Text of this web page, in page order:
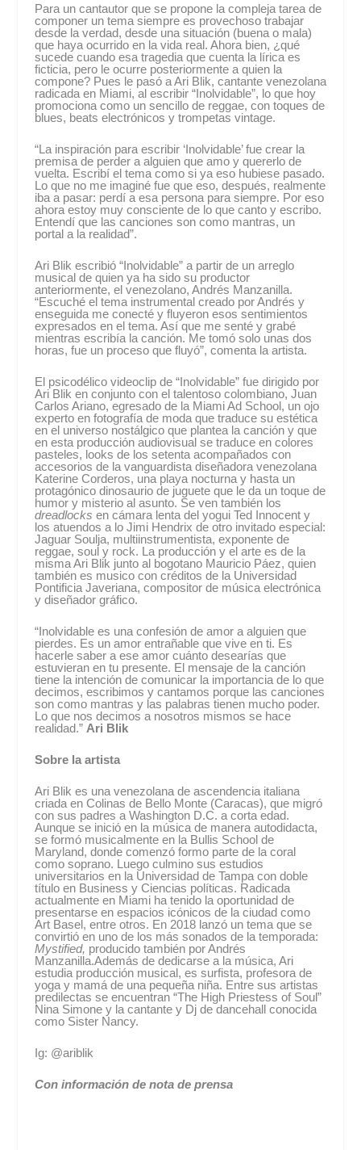
Para un cantautor que se propone la compleja tarea de
componer un tema siempre es provechoso trabajar
desde la verdad, desde una situación (buena o mala)
que haya ocurrido en la vida real. Ahora bien, ¿qué
sucede cuando esa tragedia que cuenta la lírica es
ficticia, pero le ocurre posteriormente a quien la
compone? Pues le pasó a Ari Blik, cantante venezolana
radicada en Miami, al escribir “Inolvidable”, lo que hoy
promociona como un sencillo de reggae, con toques de
blues, beats electrónicos y trompetas vintage.
“La inspiración para escribir ‘Inolvidable’ fue crear la
premisa de perder a alguien que amo y quererlo de
vuelta. Escribí el tema como si ya eso hubiese pasado.
Lo que no me imaginé fue que eso, después, realmente
iba a pasar: perdí a esa persona para siempre. Por eso
ahora estoy muy consciente de lo que canto y escribo.
Entendí que las canciones son como mantras, un
portal a la realidad”.
Ari Blik escribió “Inolvidable” a partir de un arreglo
musical de quien ya ha sido su productor
anteriormente, el venezolano, Andrés Manzanilla.
“Escuché el tema instrumental creado por Andrés y
enseguida me conecté y fluyeron esos sentimientos
expresados en el tema. Así que me senté y grabé
mientras escribía la canción. Me tomó solo unas dos
horas, fue un proceso que fluyó”, comenta la artista.
El psicodélico videoclip de “Inolvidable” fue dirigido por
Ari Blik en conjunto con el talentoso colombiano, Juan
Carlos Ariano, egresado de la Miami Ad School, un ojo
experto en fotografía de moda que traduce su estética
en el universo nostálgico que plantea la canción y que
en esta producción audiovisual se traduce en colores
pasteles, looks de los setenta acompañados con
accesorios de la vanguardista diseñadora venezolana
Katerine Corderos, una playa nocturna y hasta un
protagónico dinosaurio de juguete que le da un toque de
humor y misterio al asunto. Se ven también los
dreadlocks en cámara lenta del yogui Ted Innocent y
los atuendos a lo Jimi Hendrix de otro invitado especial:
Jaguar Soulja, multiinstrumentista, exponente de
reggae, soul y rock. La producción y el arte es de la
misma Ari Blik junto al bogotano Mauricio Páez, quien
también es musico con créditos de la Universidad
Pontificia Javeriana, compositor de música electrónica
y diseñador gráfico.
“Inolvidable es una confesión de amor a alguien que
pierdes. Es un amor entrañable que vive en ti. Es
hacerle saber a ese amor cuánto desearías que
estuvieran en tu presente. El mensaje de la canción
tiene la intención de comunicar la importancia de lo que
decimos, escribimos y cantamos porque las canciones
son como mantras y las palabras tienen mucho poder.
Lo que nos decimos a nosotros mismos se hace
realidad.” Ari Blik
Sobre la artista
Ari Blik es una venezolana de ascendencia italiana
criada en Colinas de Bello Monte (Caracas), que migró
con sus padres a Washington D.C. a corta edad.
Aunque se inició en la música de manera autodidacta,
se formó musicalmente en la Bullis School de
Maryland, donde comenzó formo parte de la coral
como soprano. Luego culmino sus estudios
universitarios en la Universidad de Tampa con doble
título en Business y Ciencias políticas. Radicada
actualmente en Miami ha tenido la oportunidad de
presentarse en espacios icónicos de la ciudad como
Art Basel, entre otros. En 2018 lanzó un tema que se
convirtió en uno de los más sonados de la temporada:
Mystified, producido también por Andrés
Manzanilla.Además de dedicarse a la música, Ari
estudia producción musical, es surfista, profesora de
yoga y mamá de una pequeña niña. Entre sus artistas
predilectas se encuentran “The High Priestess of Soul”
Nina Simone y la cantante y Dj de dancehall conocida
como Sister Nancy.
Ig: @ariblik
Con información de nota de prensa